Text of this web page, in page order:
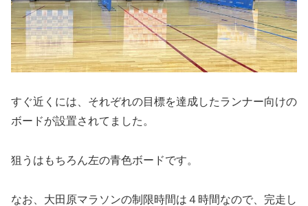
すぐ近くには、それぞれの目標を達成したランナー向けの
ボードが設置されてました。
狙うはもちろん左の青色ボードです。
なお、大田原マラソンの制限時間は４時間なので、完走し